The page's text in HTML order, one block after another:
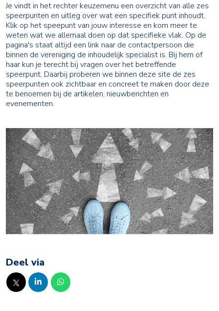
Je vindt in het rechter keuzemenu een overzicht van alle zes
speerpunten en uitleg over wat een specifiek punt inhoudt.
Klik op het speepunt van jouw interesse en kom meer te
weten wat we allemaal doen op dat specifieke vlak. Op de
pagina's staat altijd een link naar de contactpersoon die
binnen de vereniging de inhoudelijk specialist is. Bij hem of
haar kun je terecht bij vragen over het betreffende
speerpunt. Daarbij proberen we binnen deze site de zes
speerpunten ook zichtbaar en concreet te maken door deze
te benoemen bij de artikelen, nieuwberichten en
evenementen.
Deel via